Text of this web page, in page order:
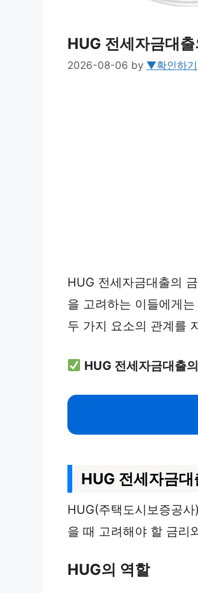
HUG 전세자금대
2026-08-06 by ▼확인하기
HUG 전세자금대출의
을 고려하는 이들에게
두 가지 요소의 관계를
HUG 전세자금대출
HUG 전세자금
HUG(주택도시보증공
을 때 고려해야 할 금리
HUG의 역할